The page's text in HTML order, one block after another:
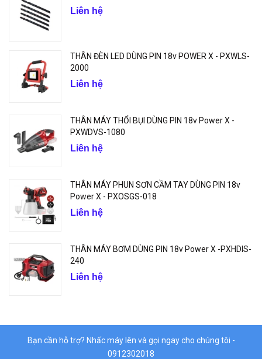
Liên hệ
THÂN ĐÈN LED DÙNG PIN 18v POWER X - PXWLS-
2000
Liên hệ
THÂN MÁY THỔI BỤI DÙNG PIN 18v Power X -
PXWDVS-1080
Liên hệ
THÂN MÁY PHUN SƠN CẦM TAY DÙNG PIN 18v
Power X - PXOSGS-018
Liên hệ
THÂN MÁY BƠM DÙNG PIN 18v Power X -PXHDIS-
240
Liên hệ
Bạn cần hỗ trợ? Nhấc máy lên và gọi ngay cho chúng tôi -
0912302018